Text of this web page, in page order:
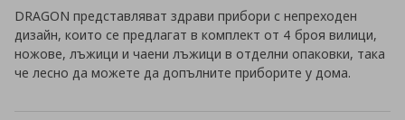
DRAGON представляват здрави прибори с непреходен
дизайн, които се предлагат в комплект от 4 броя вилици,
ножове, лъжици и чаени лъжици в отделни опаковки, така
че лесно да можете да допълните приборите у дома.